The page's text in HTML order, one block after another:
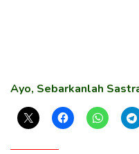
Ayo, Sebarkanlah